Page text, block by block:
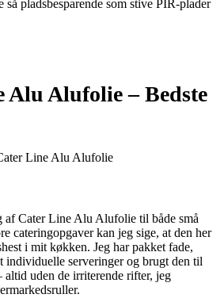
pladsbesparende som stive PIR-plader
Alu Alufolie –Bedste
af Cater Line Alu Alufolie til både små
cateringopgaver kan jeg sige, at den her
i mit køkken. Jeg har pakket fade,
serveringer og brugt den til
uden de irriterende rifter, jeg